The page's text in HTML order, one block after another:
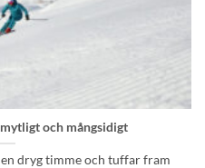
och mångsidigt
dryg timme och tuffar fram